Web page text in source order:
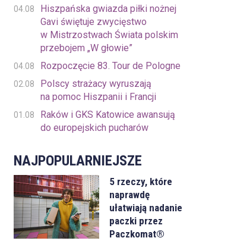
04.08
Hiszpańska gwiazda piłki nożnej
Gavi świętuje zwycięstwo
w Mistrzostwach Świata polskim
przebojem „W głowie”
04.08 Rozpoczęcie 83. Tour de Pologne
02.08
Polscy strażacy wyruszają
na pomoc Hiszpanii i Francji
01.08
Raków i GKS Katowice awansują
do europejskich pucharów
NAJPOPULARNIEJSZE
5 rzeczy, które
naprawdę
ułatwiają nadanie
paczki przez
Paczkomat®